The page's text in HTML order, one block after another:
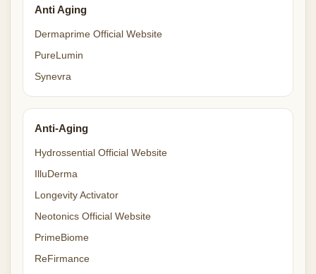
Anti Aging
Dermaprime Official Website
PureLumin
Synevra
Anti-Aging
Hydrossential Official Website
IlluDerma
Longevity Activator
Neotonics Official Website
PrimeBiome
ReFirmance